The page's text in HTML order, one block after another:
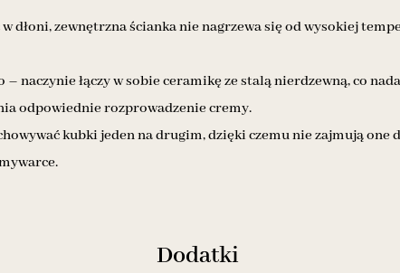
dłoni, zewnętrzna ścianka nie nagrzewa się od wysokiej
naczynie łączy w sobie ceramikę ze stalą nierdzewną, co
odpowiednie rozprowadzenie cremy.
kubki jeden na drugim, dzięki czemu nie zajmują one
Dodatki